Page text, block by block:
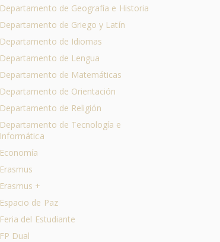
Departamento de Geografía e Historia
Departamento de Griego y Latín
Departamento de Idiomas
Departamento de Lengua
Departamento de Matemáticas
Departamento de Orientación
Departamento de Religión
Departamento de Tecnología e
Informática
Economía
Erasmus
Erasmus +
Espacio de Paz
Feria del Estudiante
FP Dual